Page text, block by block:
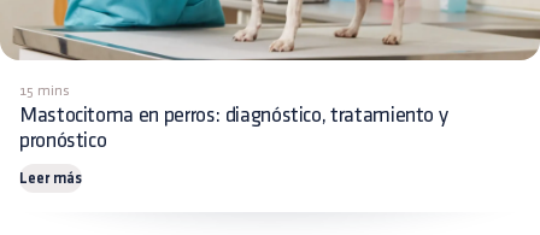
15 mins
Mastocitoma en perros: diagnóstico, tratamiento y
pronóstico
Leer más